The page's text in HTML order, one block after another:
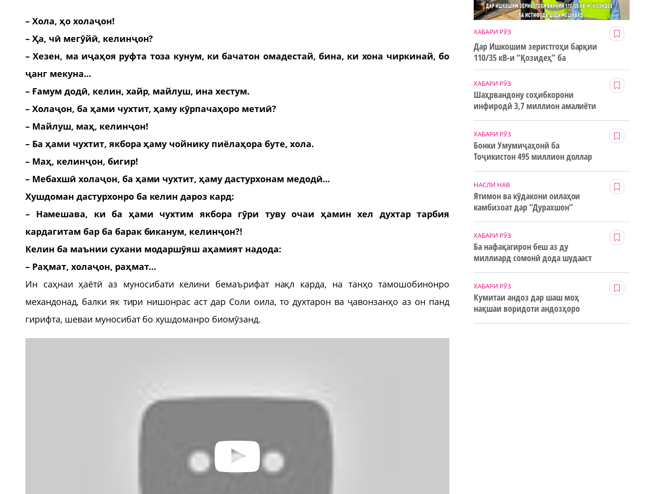
– Хола, ҳо холаҷон!
– Ҳа, чӣ мегӯйӣ, келинҷон?
– Хезен, ма иҷаҳоя руфта тоза кунум, ки бачатон омадестай, бина, ки хона чиркинай, бо
ҷанг мекуна...
– Ғамум додӣ, келин, хайр, майлуш, ина хестум.
– Холаҷон, ба ҳами чухтит, ҳаму кӯрпачаҳоро метиӣ?
– Майлуш, маҳ, келинҷон!
– Ба ҳами чухтит, якбора ҳаму чойнику пиёлаҳора буте, хола.
– Маҳ, келинҷон, бигир!
– Мебахшӣ холаҷон, ба ҳами чухтит, ҳаму дастурхонам медодӣ...
Хушдоман дастурхонро ба келин дароз кард:
– Намешава, ки ба ҳами чухтим якбора гӯри туву очаи ҳамин хел духтар тарбия
кардагитам бар ба барак биканум, келинҷон?!
Келин ба маънии сухани модаршӯяш аҳамият надода:
– Раҳмат, холаҷон, раҳмат…
Ин саҳнаи ҳаётӣ аз муносибати келини бемаърифат нақл карда, на танҳо тамошобинонро
механдонад, балки як тири нишонрас аст дар Соли оила, то духтарон ва ҷавонзанҳо аз он панд
гирифта, шеваи муносибат бо хушдоманро биомӯзанд.
ХАБАРИ РӮЗ
Дар Ишкошим зеристгоҳи барқии
110/35 кВ-и “Қозидеҳ” ба
истифода дода мешавад
ХАБАРИ РӮЗ
Шаҳрвандону соҳибкорони
инфиродӣ 3,7 миллион амалиёти
ХАБАРИ РӮЗ
Бонки Умумиҷаҳонӣ ба
Тоҷикистон 495 миллион доллар
НАСЛИ НАВ
Ятимон ва кӯдакони оилаҳои
камбизоат дар “Дурахшон”
ХАБАРИ РӮЗ
Ба нафақагирон беш аз ду
миллиард сомонӣ дода шудааст
ХАБАРИ РӮЗ
Кумитаи андоз дар шаш моҳ
нақшаи воридоти андозҳоро